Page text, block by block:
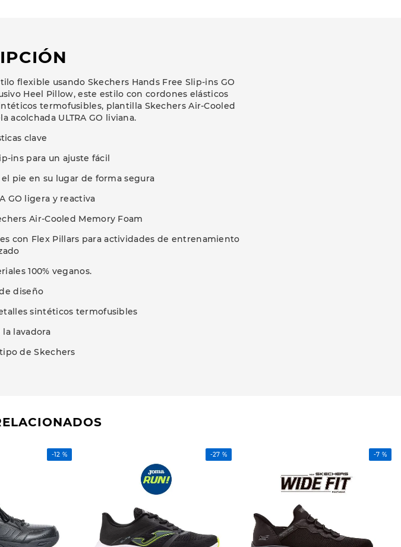
flexible usando Skechers Hands Free Slip-ins GO
Heel Pillow, este estilo con cordones elásticos
termofusibles, plantilla Skechers Air-Cooled
acolchada ULTRA GO liviana.
clave
ins para un ajuste fácil
pie en su lugar de forma segura
GO ligera y reactiva
Air-Cooled Memory Foam
con Flex Pillars para actividades de entrenamiento
100% veganos.
diseño
sintéticos termofusibles
la lavadora
de Skechers
-12 % -27 % -7 %